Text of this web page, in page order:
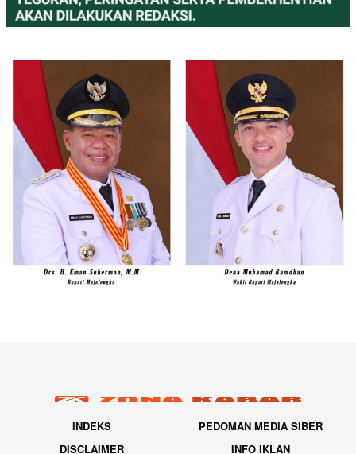
INDEKS
PEDOMAN MEDIA SIBER
DISCLAIMER
INFO IKLAN